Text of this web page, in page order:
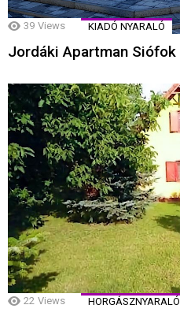
39 Views KIADÓ NYARALÓ
Jordáki Apartman Siófok
22 Views HORGÁSZNYARALÓ